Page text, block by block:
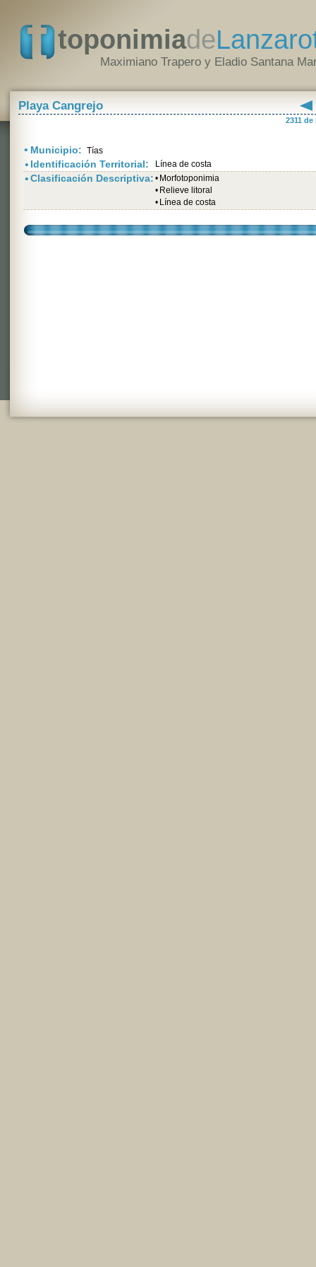
toponimiade
Maximiano Trapero y Eladio Santana
Playa Cangrejo
2311 de
• Municipio: Tías
• Identificación Territorial: Línea de costa
•Clasificación Descriptiva: • Morfotoponimia
• Relieve litoral
• Línea de costa